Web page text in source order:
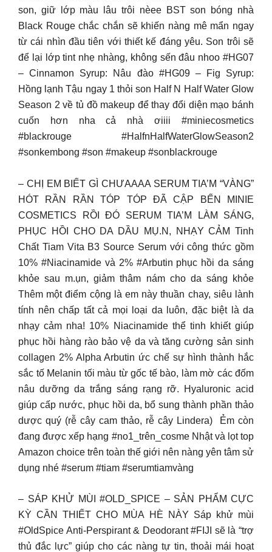
son, giữ lớp màu lâu trôi nèee BST son bóng nhà
Black Rouge chắc chắn sẽ khiến nàng mê mẩn ngay
từ cái nhìn đầu tiên với thiết kế đáng yêu. Son trôi sẽ
để lại lớp tint nhẹ nhàng, không sến đâu nhoo #HG07
– Cinnamon Syrup: Nâu đào #HG09 – Fig Syrup:
Hồng lạnh Tậu ngay 1 thỏi son Half N Half Water Glow
Season 2 về tủ đồ makeup để thay đổi diện mạo bánh
cuốn hơn nha cả nhà ơiiii #miniecosmetics
#blackrouge #HalfnHalfWaterGlowSeason2
#sonkembong #son #makeup #sonblackrouge
– CHỊ EM BIẾT GÌ CHƯAAAA SERUM TIA’M “VÀNG”
HÓT RẦN RẦN TÓP TÓP ĐÃ CẬP BẾN MINIE
COSMETICS RỒI ĐÓ SERUM TIA’M LÀM SÁNG,
PHỤC HỒI CHO DA DẦU MỤ.N, NHẠY CẢM Tinh
Chất Tiam Vita B3 Source Serum với công thức gồm
10% #Niacinamide và 2% #Arbutin phục hồi da sáng
khỏe sau m.ụn, giảm thâm nám cho da sáng khỏe
Thêm một điểm cộng là em này thuần chay, siêu lành
tính nên chấp tất cả mọi loại da luôn, đặc biệt là da
nhạy cảm nha! 10% Niacinamide thể tinh khiết giúp
phục hồi hàng rào bảo vệ da và tăng cường sản sinh
collagen 2% Alpha Arbutin ức chế sự hình thành hắc
sắc tố Melanin tối màu từ gốc tế bào, làm mờ các đốm
nâu dưỡng da trắng sáng rạng rỡ. Hyaluronic acid
giúp cấp nước, phục hồi da, bổ sung thành phần thảo
dược quý (rễ cây cam thảo, rễ cây Lindera) ️ Ẻm còn
đang được xếp hạng #no1_trên_cosme Nhật và lọt top
Amazon choice trên toàn thế giới nên nàng yên tâm sử
dụng nhé #serum #tiam #serumtiamvàng
– SÁP KHỬ MÙI #OLD_SPICE – SẢN PHẨM CỰC
KỲ CẦN THIẾT CHO MÙA HÈ NÀY Sáp khử mùi
#OldSpice Anti-Perspirant & Deodorant #FIJI sẽ là “trợ
thủ đắc lực” giúp cho các nàng tự tin, thoải mái hoạt